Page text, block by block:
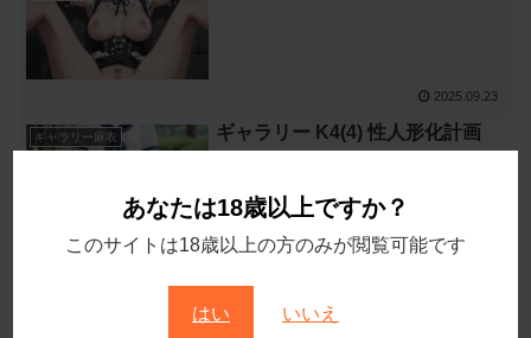
あなたは18歳以上ですか？
このサイトは18歳以上の方のみが閲覧可能です
はい いいえ
2025.09.23
ギャラリー麻衣 ギャラリー K4(4) 性人形化計画
2025.09.21